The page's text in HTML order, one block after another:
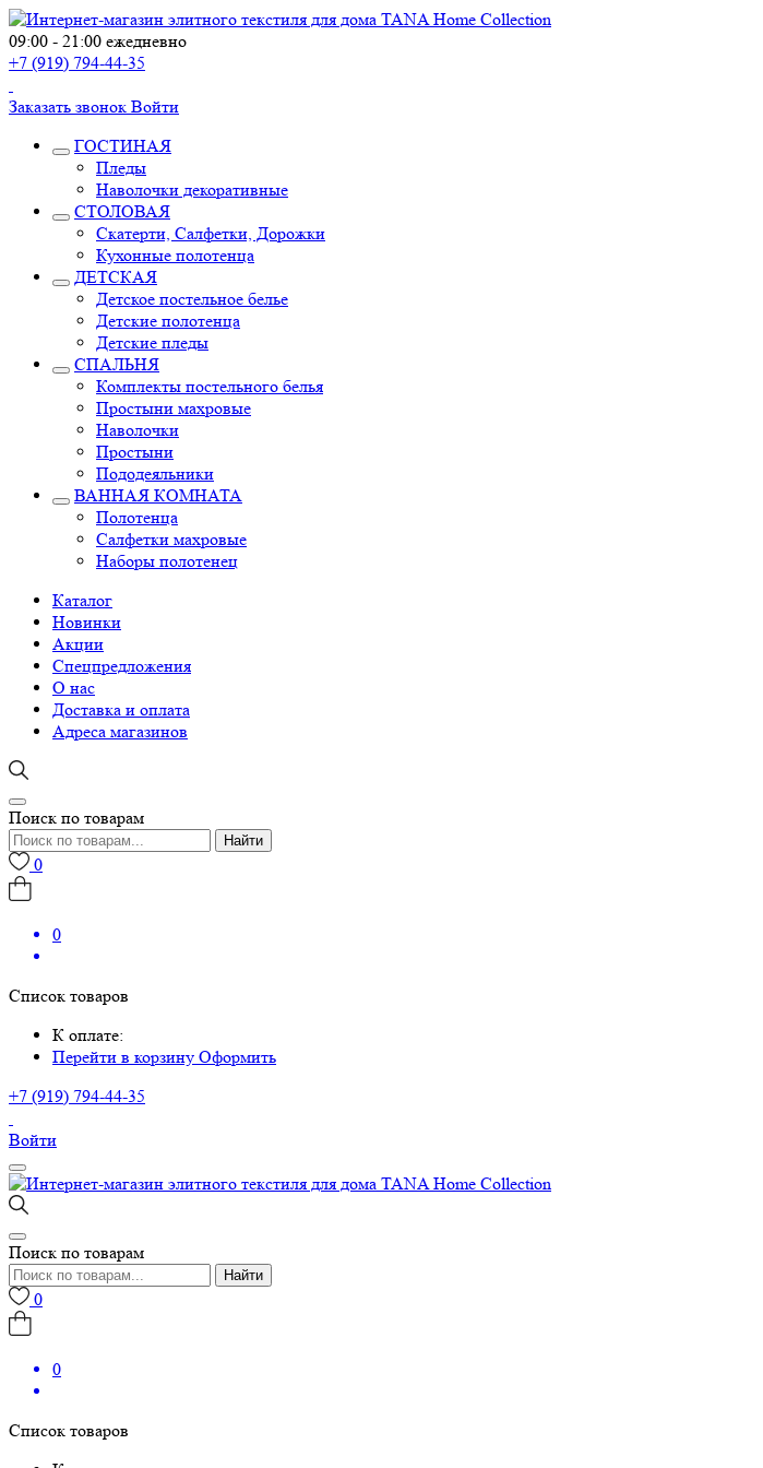
09:00 - 21:00 ежедневно
+7 (919) 794-44-35
Заказать звонок Войти
ГОСТИНАЯ
Пледы
Наволочки декоративные
СТОЛОВАЯ
Скатерти, Салфетки, Дорожки
Кухонные полотенца
ДЕТСКАЯ
Детское постельное белье
Детские полотенца
Детские пледы
СПАЛЬНЯ
Комплекты постельного белья
Простыни махровые
Наволочки
Простыни
Пододеяльники
ВАННАЯ КОМНАТА
Полотенца
Салфетки махровые
Наборы полотенец
Каталог
Новинки
Акции
Спецпредложения
О нас
Доставка и оплата
Адреса магазинов
Поиск по товарам
Найти
0
0
Список товаров
К оплате:
Перейти в корзину Оформить
+7 (919) 794-44-35
Войти
Поиск по товарам
Найти
0
0
Список товаров